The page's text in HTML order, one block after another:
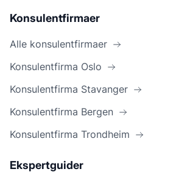
Konsulentfirmaer
Alle konsulentfirmaer
Konsulentfirma Oslo
Konsulentfirma Stavanger
Konsulentfirma Bergen
Konsulentfirma Trondheim
Ekspertguider